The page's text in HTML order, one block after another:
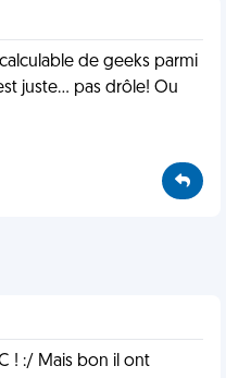
de geeks parmi
juste... pas drôle! Ou
! :/ Mais bon il ont